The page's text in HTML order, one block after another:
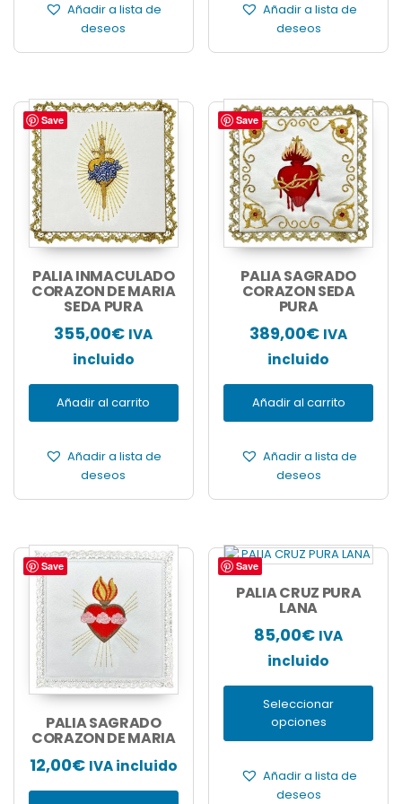
Añadir a lista de
deseos
Añadir a lista de
deseos
Save
PALIA INMACULADO
CORAZON DE MARIA
SEDA PURA
355,00€ IVA
incluido
Añadir al carrito
Añadir a lista de
deseos
Save
PALIA SAGRADO
CORAZON SEDA
PURA
389,00€ IVA
incluido
Añadir al carrito
Añadir a lista de
deseos
Save
PALIA SAGRADO
CORAZON DE MARIA
12,00€ IVA incluido
Save
PALIA CRUZ PURA
LANA
85,00€ IVA
incluido
Seleccionar
opciones
Este
producto
múltiples
variantes.
página
Añadir a lista de
deseos